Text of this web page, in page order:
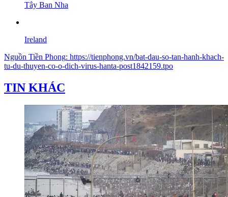
Tây Ban Nha
Ireland
Nguồn Tiền Phong: https://tienphong.vn/bat-dau-so-tan-hanh-khach-
tu-du-thuyen-co-o-dich-virus-hanta-post1842159.tpo
TIN KHÁC